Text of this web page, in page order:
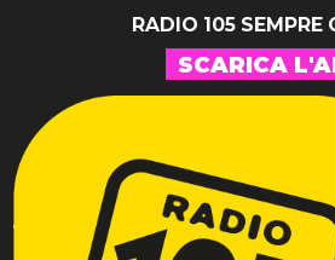
RADIO 105 SEMPRE
SCARICA